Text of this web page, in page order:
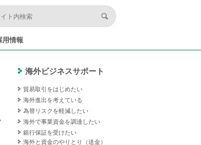
用情報
海外ビジネスサポート
貿易取引をはじめたい
海外進出を考えている
為替リスクを軽減したい
海外で事業資金を調達したい
銀行保証を受けたい
海外と資金のやりとり（送金）